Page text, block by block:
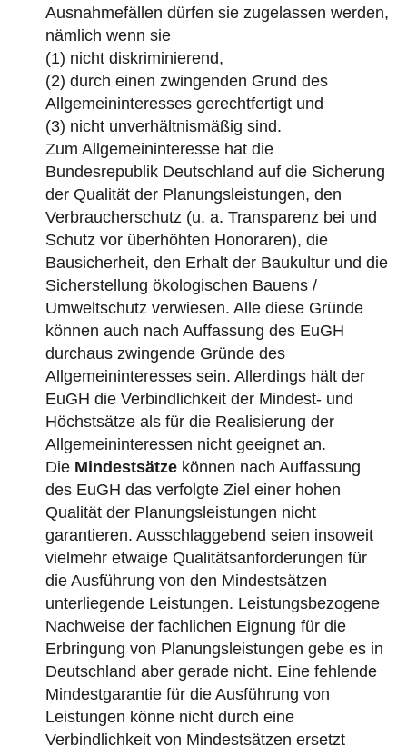
Ausnahmefällen dürfen sie zugelassen werden,
nämlich wenn sie
(1) nicht diskriminierend,
(2) durch einen zwingenden Grund des
Allgemeininteresses gerechtfertigt und
(3) nicht unverhältnismäßig sind.
Zum Allgemeininteresse hat die
Bundesrepublik Deutschland auf die Sicherung
der Qualität der Planungsleistungen, den
Verbraucherschutz (u. a. Transparenz bei und
Schutz vor überhöhten Honoraren), die
Bausicherheit, den Erhalt der Baukultur und die
Sicherstellung ökologischen Bauens /
Umweltschutz verwiesen. Alle diese Gründe
können auch nach Auffassung des EuGH
durchaus zwingende Gründe des
Allgemeininteresses sein. Allerdings hält der
EuGH die Verbindlichkeit der Mindest- und
Höchstsätze als für die Realisierung der
Allgemeininteressen nicht geeignet an.
Die Mindestsätze können nach Auffassung
des EuGH das verfolgte Ziel einer hohen
Qualität der Planungsleistungen nicht
garantieren. Ausschlaggebend seien insoweit
vielmehr etwaige Qualitätsanforderungen für
die Ausführung von den Mindestsätzen
unterliegende Leistungen. Leistungsbezogene
Nachweise der fachlichen Eignung für die
Erbringung von Planungsleistungen gebe es in
Deutschland aber gerade nicht. Eine fehlende
Mindestgarantie für die Ausführung von
Leistungen könne nicht durch eine
Verbindlichkeit von Mindestsätzen ersetzt